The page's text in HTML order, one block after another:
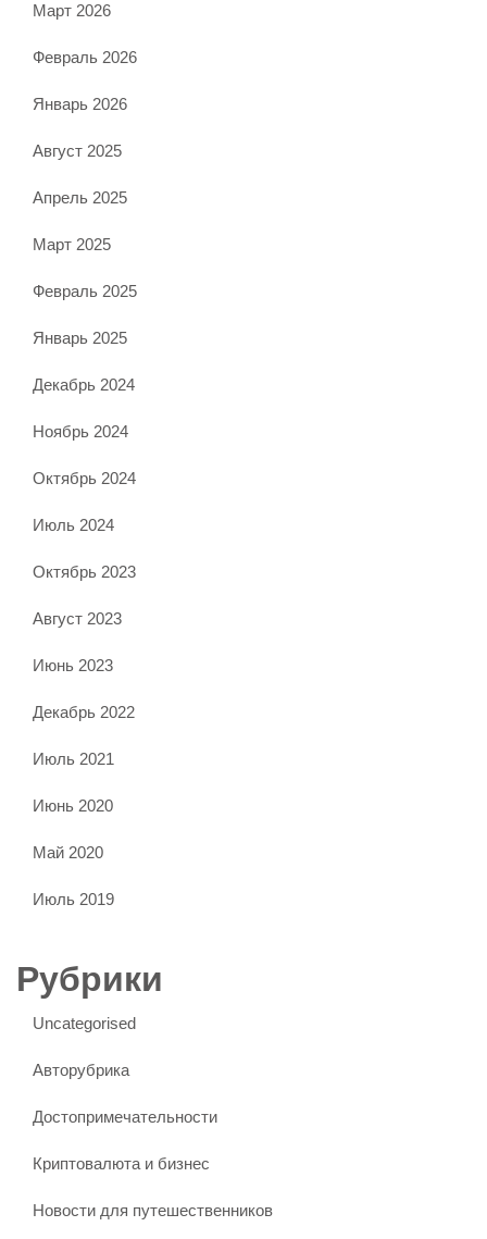
Март 2026
Февраль 2026
Январь 2026
Август 2025
Апрель 2025
Март 2025
Февраль 2025
Январь 2025
Декабрь 2024
Ноябрь 2024
Октябрь 2024
Июль 2024
Октябрь 2023
Август 2023
Июнь 2023
Декабрь 2022
Июль 2021
Июнь 2020
Май 2020
Июль 2019
Рубрики
Uncategorised
Авторубрика
Достопримечательности
Криптовалюта и бизнес
Новости для путешественников